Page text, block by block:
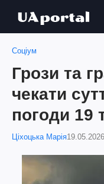
Соціум
Грози та
чекати
погоди 19
Ціхоцька Марія